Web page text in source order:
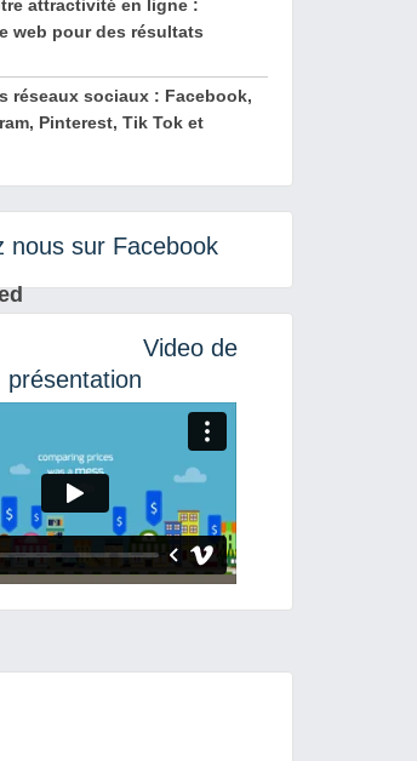
attractivité en ligne :
web pour des résultats
réseaux sociaux : Facebook,
Pinterest, Tik Tok et
nous sur Facebook
Video de
présentation